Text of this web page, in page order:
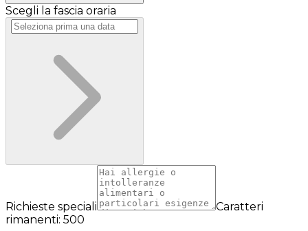
Scegli la fascia oraria
Richieste speciali
Caratteri
rimanenti: 500